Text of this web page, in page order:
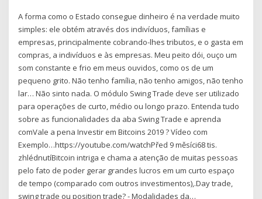
A forma como o Estado consegue dinheiro é na verdade muito
simples: ele obtém através dos indivíduos, famílias e
empresas, principalmente cobrando-lhes tributos, e o gasta em
compras, a indivíduos e às empresas. Meu peito dói, ouço um
som constante e frio em meus ouvidos, como os de um
pequeno grito. Não tenho família, não tenho amigos, não tenho
lar… Não sinto nada. O módulo Swing Trade deve ser utilizado
para operações de curto, médio ou longo prazo. Entenda tudo
sobre as funcionalidades da aba Swing Trade e aprenda
comVale a pena Investir em Bitcoins 2019 ? Vídeo com
Exemplo…https://youtube.com/watchPřed 9 měsíci68 tis.
zhlédnutíBitcoin intriga e chama a atenção de muitas pessoas
pelo fato de poder gerar grandes lucros em um curto espaço
de tempo (comparado com outros investimentos),.Day trade,
swing trade ou position trade? - Modalidades da…